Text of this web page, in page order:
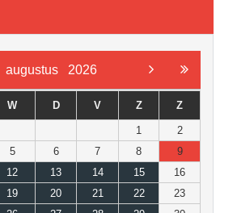
augustus 2026
W D V Z Z
1
2
5 6 7 8
9
12 13 14 15
16
19 20 21 22
23